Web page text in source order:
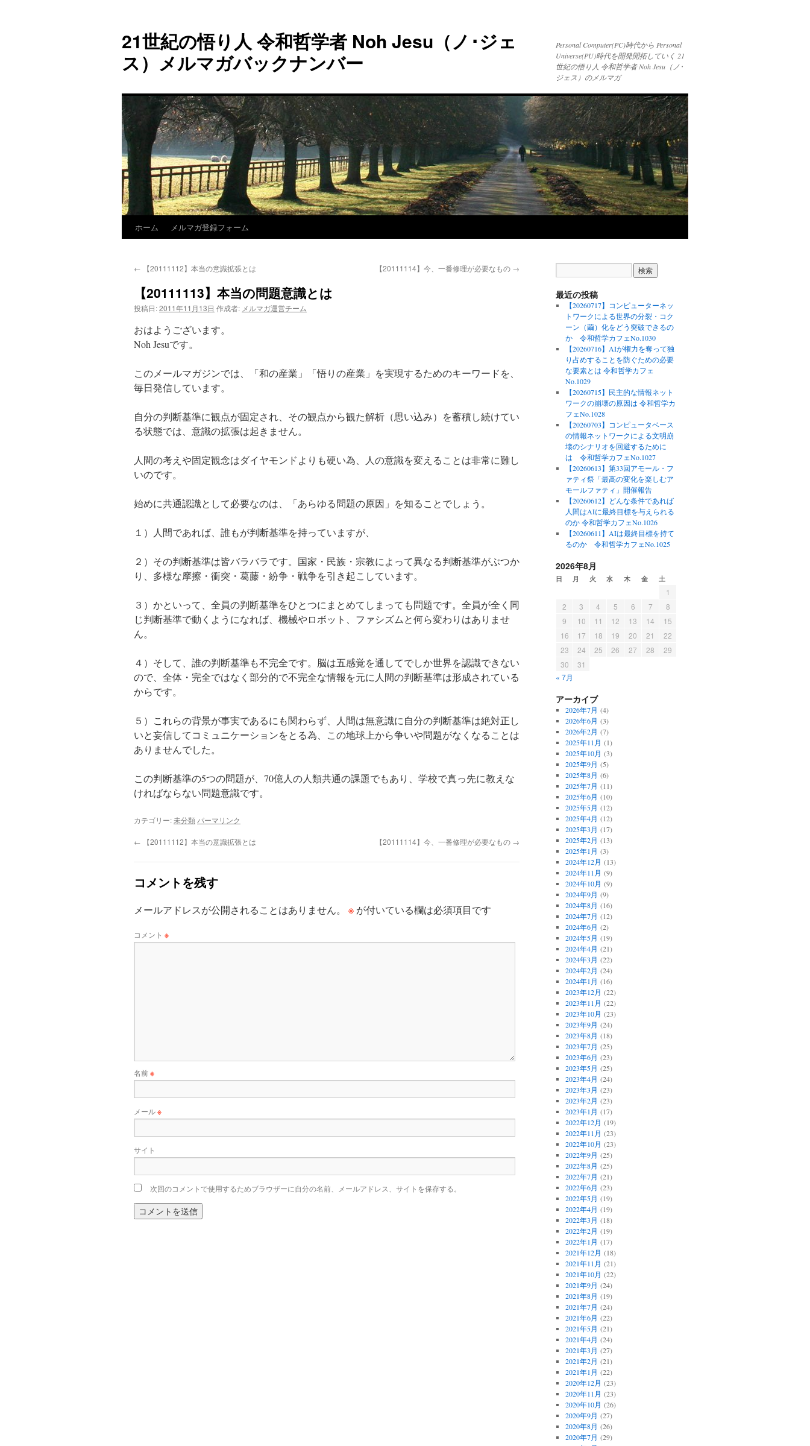
テ
ン
ツ
へ
キ
ッ
プ
21世紀の悟り人 令和哲学者 Noh Jesu（ノ･ジェ
ス）メルマガバックナンバー
Personal Computer(PC)時代から Personal
Universe(PU)時代を開発開拓していく 21
世紀の悟り人 令和哲学者 Noh Jesu（ノ･
ジェス）のメルマガ
ホーム メルマガ登録フォーム
← 【20111112】本当の意識拡張とは 【20111114】今、一番修理が必要なもの →
【20111113】本当の問題意識とは
投稿日:2011年11月13日 作成者: メルマガ運営チーム
おはようございます。
Noh Jesuです。
このメールマガジンでは、「和の産業」「悟りの産業」を実現するためのキーワードを、
毎日発信しています。
自分の判断基準に観点が固定され、その観点から観た解析（思い込み）を蓄積し続けてい
る状態では、意識の拡張は起きません。
人間の考えや固定観念はダイヤモンドよりも硬い為、人の意識を変えることは非常に難し
いのです。
始めに共通認識として必要なのは、「あらゆる問題の原因」を知ることでしょう。
１）人間であれば、誰もが判断基準を持っていますが、
２）その判断基準は皆バラバラです。国家・民族・宗教によって異なる判断基準がぶつか
り、多様な摩擦・衝突・葛藤・紛争・戦争を引き起こしています。
３）かといって、全員の判断基準をひとつにまとめてしまっても問題です。全員が全く同
じ判断基準で動くようになれば、機械やロボット、ファシズムと何ら変わりはありませ
ん。
４）そして、誰の判断基準も不完全です。脳は五感覚を通してでしか世界を認識できない
ので、全体・完全ではなく部分的で不完全な情報を元に人間の判断基準は形成されている
からです。
５）これらの背景が事実であるにも関わらず、人間は無意識に自分の判断基準は絶対正し
いと妄信してコミュニケーションをとる為、この地球上から争いや問題がなくなることは
ありませんでした。
この判断基準の5つの問題が、70億人の人類共通の課題でもあり、学校で真っ先に教えな
ければならない問題意識です。
カテゴリー:未分類 パーマリンク
← 【20111112】本当の意識拡張とは 【20111114】今、一番修理が必要なもの →
コメントを残す
メールアドレスが公開されることはありません。 ※ が付いている欄は必須項目です
コメント ※
名前※
メール※
サイト
次回のコメントで使用するためブラウザーに自分の名前、メールアドレス、サイトを保存する。
最近の投稿
【20260717】コンピューターネッ
トワークによる世界の分裂・コク
ーン（繭）化をどう突破できるの
か 令和哲学カフェNo.1030
【20260716】AIが権力を奪って独
り占めすることを防ぐための必要
な要素とは 令和哲学カフェ
No.1029
【20260715】民主的な情報ネット
ワークの崩壊の原因は 令和哲学カ
フェNo.1028
【20260703】コンピュータベース
の情報ネットワークによる文明崩
壊のシナリオを回避するために
は 令和哲学カフェNo.1027
【20260613】第33回アモール・フ
ァティ祭「最高の変化を楽しむア
モールファティ」開催報告
【20260612】どんな条件であれば
人間はAIに最終目標を与えられる
のか 令和哲学カフェNo.1026
【20260611】AIは最終目標を持て
るのか 令和哲学カフェNo.1025
2026年8月
日 月 火 水 木 金 土
1
2
3 4 5 6 7
8
9
10 11 12 13 14
15
16
17 18 19 20 21
22
23
24 25 26 27 28
29
30
31
« 7月
アーカイブ
2026年7月 (4)
2026年6月 (3)
2026年2月 (7)
2025年11月 (1)
2025年10月 (3)
2025年9月 (5)
2025年8月 (6)
2025年7月 (11)
2025年6月 (10)
2025年5月 (12)
2025年4月 (12)
2025年3月 (17)
2025年2月 (13)
2025年1月 (3)
2024年12月 (13)
2024年11月 (9)
2024年10月 (9)
2024年9月 (9)
2024年8月 (16)
2024年7月 (12)
2024年6月 (2)
2024年5月 (19)
2024年4月 (21)
2024年3月 (22)
2024年2月 (24)
2024年1月 (16)
2023年12月 (22)
2023年11月 (22)
2023年10月 (23)
2023年9月 (24)
2023年8月 (18)
2023年7月 (25)
2023年6月 (23)
2023年5月 (25)
2023年4月 (24)
2023年3月 (23)
2023年2月 (23)
2023年1月 (17)
2022年12月 (19)
2022年11月 (23)
2022年10月 (23)
2022年9月 (25)
2022年8月 (25)
2022年7月 (21)
2022年6月 (23)
2022年5月 (19)
2022年4月 (19)
2022年3月 (18)
2022年2月 (19)
2022年1月 (17)
2021年12月 (18)
2021年11月 (21)
2021年10月 (22)
2021年9月 (24)
2021年8月 (19)
2021年7月 (24)
2021年6月 (22)
2021年5月 (21)
2021年4月 (24)
2021年3月 (27)
2021年2月 (21)
2021年1月 (22)
2020年12月 (23)
2020年11月 (23)
2020年10月 (26)
2020年9月 (27)
2020年8月 (26)
2020年7月 (29)